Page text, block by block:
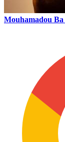
Mouhamadou Ba